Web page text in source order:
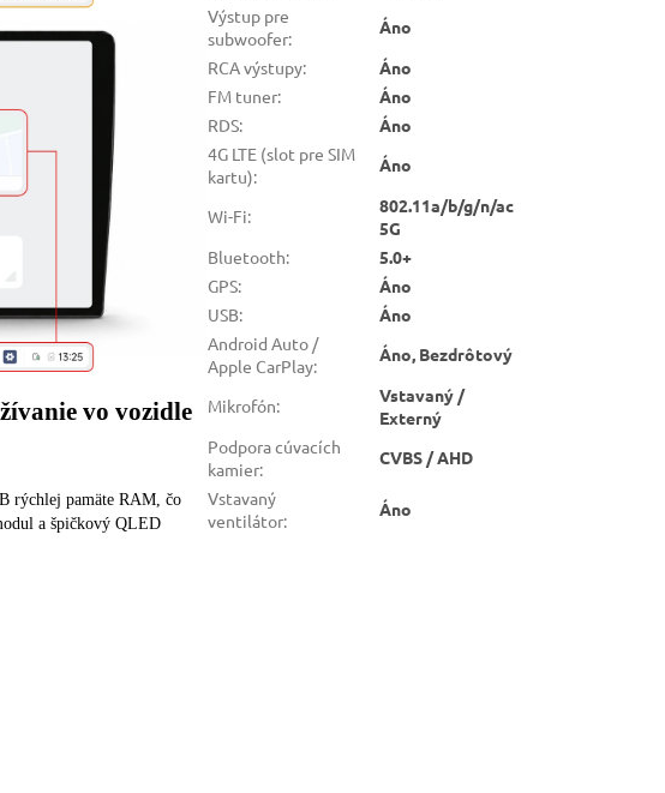
vo vozidle
rýchlej pamäte RAM, čo
a špičkový QLED
Výstup pre
subwoofer:
Áno
RCA výstupy:
Áno
FM tuner:
Áno
RDS:
Áno
4G LTE (slot pre SIM
kartu):
Áno
Wi-Fi:
802.11a/b/g/n/ac
5G
Bluetooth:
5.0+
GPS:
Áno
USB:
Áno
Android Auto /
Apple CarPlay:
Áno, Bezdrôtový
Mikrofón:
Vstavaný /
Externý
Podpora cúvacích
kamier:
CVBS / AHD
Vstavaný
ventilátor:
Áno